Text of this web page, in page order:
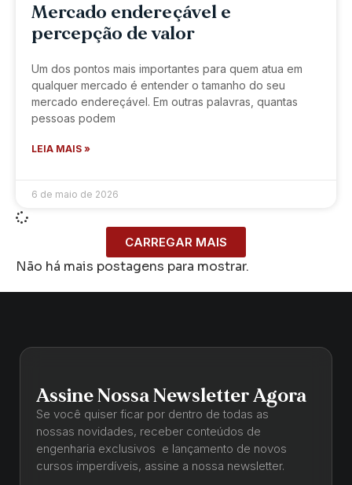
Mercado endereçável e
percepção de valor
Um dos pontos mais importantes para quem atua em
qualquer mercado é entender o tamanho do seu
mercado endereçável. Em outras palavras, quantas
pessoas podem
LEIA MAIS »
6 de maio de 2026
CARREGAR MAIS
Não há mais postagens para mostrar.
Assine Nossa Newsletter Agora
Se você quiser ficar por dentro de todas as
nossas novidades, receber conteúdos de
engenharia exclusivos e lançamento de novos
cursos imperdíveis, assine a nossa newsletter.